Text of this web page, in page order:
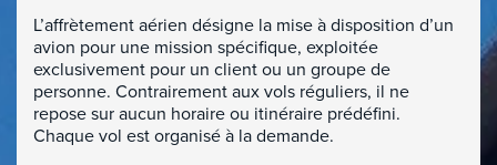
L’affrètement aérien désigne la mise à disposition d’un
avion pour une mission spécifique, exploitée
exclusivement pour un client ou un groupe de
personne. Contrairement aux vols réguliers, il ne
repose sur aucun horaire ou itinéraire prédéfini.
Chaque vol est organisé à la demande.